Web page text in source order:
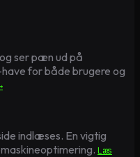
ser pæn ud på
for både brugere og
indlæses. En vigtig
Læs